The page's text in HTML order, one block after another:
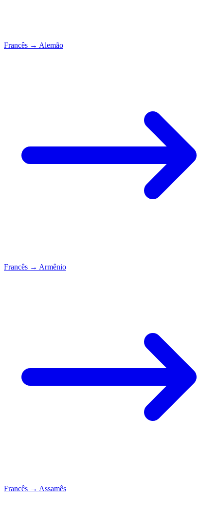
Francês → Alemão
Francês → Armênio
Francês → Assamês